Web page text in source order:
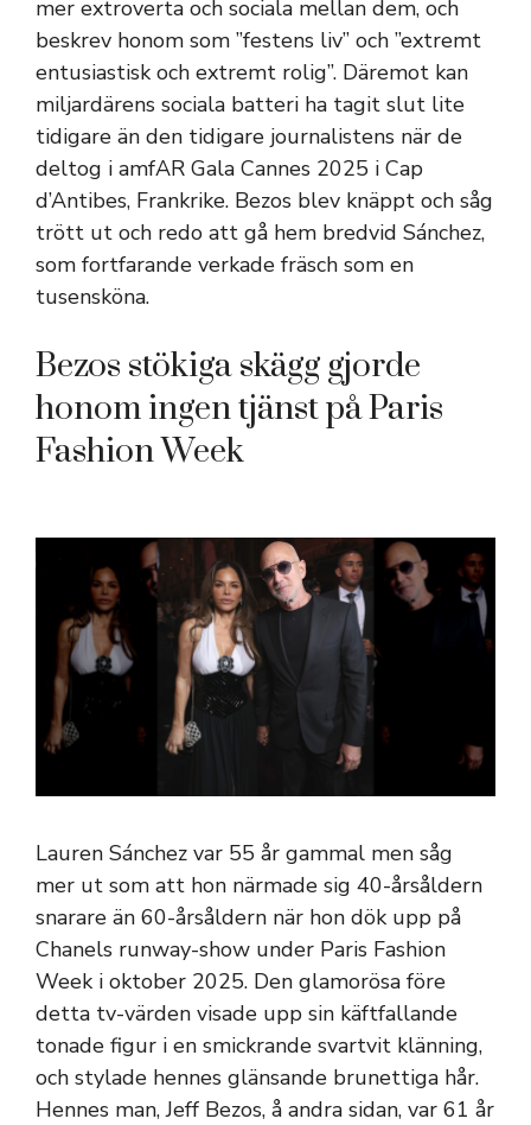
mer extroverta och sociala mellan dem, och
beskrev honom som ”festens liv” och ”extremt
entusiastisk och extremt rolig”. Däremot kan
miljardärens sociala batteri ha tagit slut lite
tidigare än den tidigare journalistens när de
deltog i amfAR Gala Cannes 2025 i Cap
d’Antibes, Frankrike. Bezos blev knäppt och såg
trött ut och redo att gå hem bredvid Sánchez,
som fortfarande verkade fräsch som en
tusensköna.
Bezos stökiga skägg gjorde
honom ingen tjänst på Paris
Fashion Week
Lauren Sánchez var 55 år gammal men såg
mer ut som att hon närmade sig 40-årsåldern
snarare än 60-årsåldern när hon dök upp på
Chanels runway-show under Paris Fashion
Week i oktober 2025. Den glamorösa före
detta tv-värden visade upp sin käftfallande
tonade figur i en smickrande svartvit klänning,
och stylade hennes glänsande brunettiga hår.
Hennes man, Jeff Bezos, å andra sidan, var 61 år